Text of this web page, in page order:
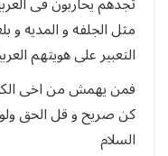
مثل الجلفه و المديه و
التعبير على هويتهم
فمن يهمش من اخى
كن صريح و قل الحق
السلام